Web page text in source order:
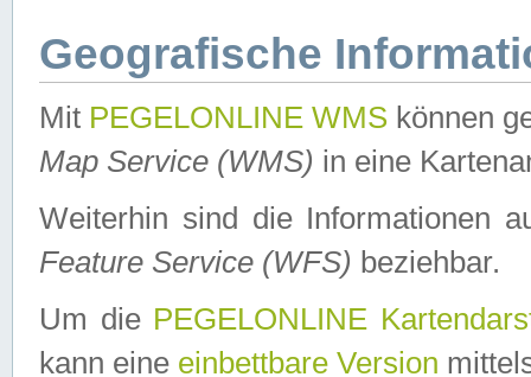
Geografische
Mit PEGELONLINE WMS können
Map Service (WMS) in eine
Weiterhin sind die Informationen
Feature Service (WFS) beziehbar.
Um die PEGELONLINE
kann eine einbettbare Version